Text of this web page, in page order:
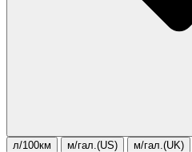
л/100км м/гал.(US) м/гал.(UK)